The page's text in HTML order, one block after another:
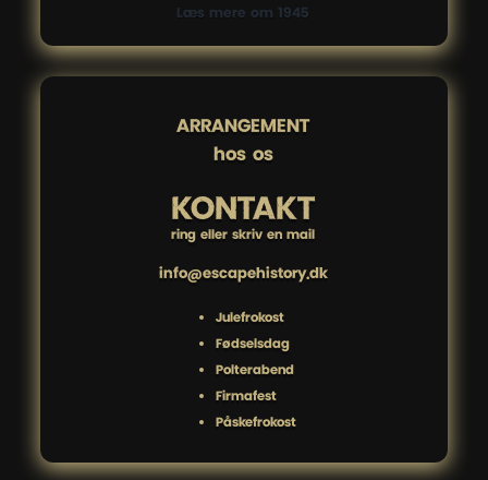
Læs mere om 1945
ARRANGEMENT
hos os
KONTAKT
ring eller skriv en mail
info@escapehistory.dk
Julefrokost
Fødselsdag
Polterabend
Firmafest
Påskefrokost